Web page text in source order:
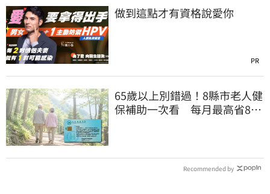
做到這點才有資格說愛你
PR
65歲以上別錯過！8縣市老人健
保補助一次看 每月最高省826
Recommended by